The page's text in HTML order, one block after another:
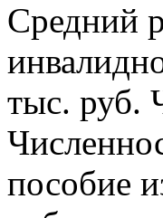
Средний
тыс. руб.
пособие